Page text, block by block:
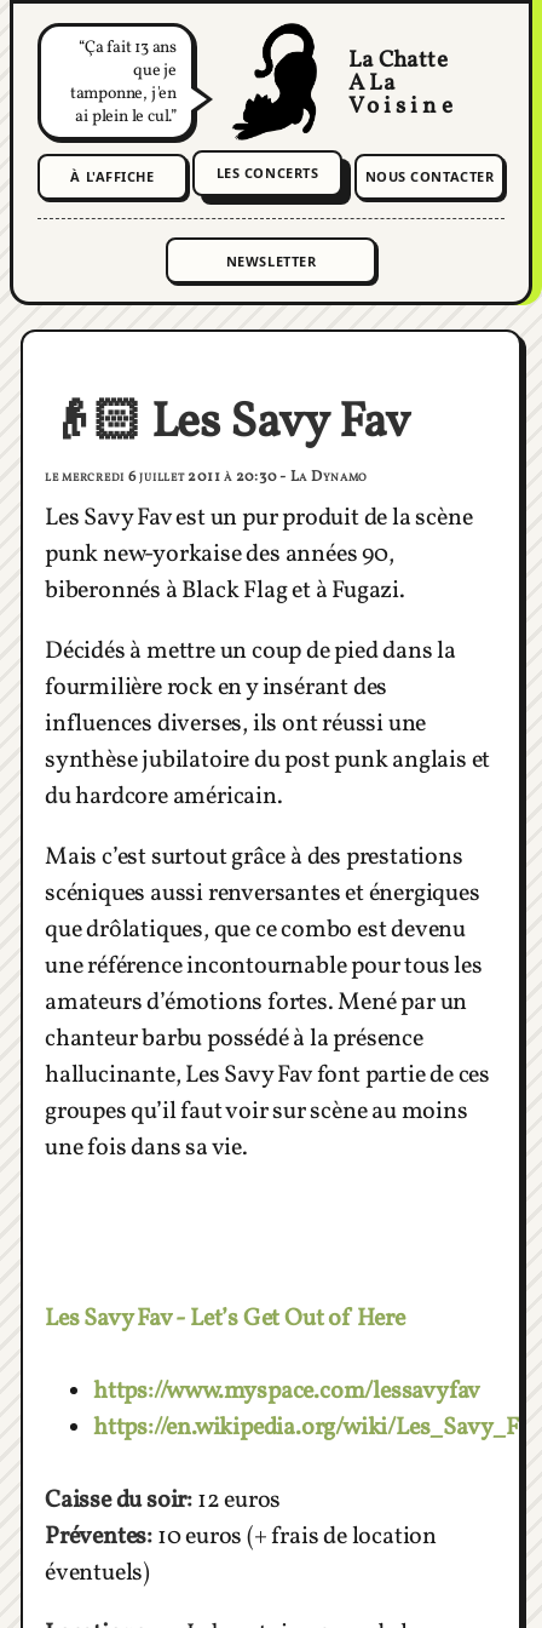
Ça fait 13 ans
que je
tamponne, j'en
ai plein le cul.
La Chatte
A La
Voisine
À L'AFFICHE LES CONCERTS NOUS CONTACTER
👴🏻 Les Savy Fav
le mercredi 6 juillet 2011 à 20:30 - La Dynamo
Les Savy Fav est un pur produit de la scène
punk new-yorkaise des années 90,
biberonnés à Black Flag et à Fugazi.
Décidés à mettre un coup de pied dans la
fourmilière rock en y insérant des
influences diverses, ils ont réussi une
synthèse jubilatoire du post punk anglais et
du hardcore américain.
Mais c’est surtout grâce à des prestations
scéniques aussi renversantes et énergiques
que drôlatiques, que ce combo est devenu
une référence incontournable pour tous les
amateurs d’émotions fortes. Mené par un
chanteur barbu possédé à la présence
hallucinante, Les Savy Fav font partie de ces
groupes qu’il faut voir sur scène au moins
une fois dans sa vie.
Les Savy Fav - Let’s Get Out of Here
https://www.myspace.com/lessavyfav
https://en.wikipedia.org/wiki/Les_Savy_Fav
Caisse du soir:12 euros
Préventes:10 euros (+ frais de location
éventuels)